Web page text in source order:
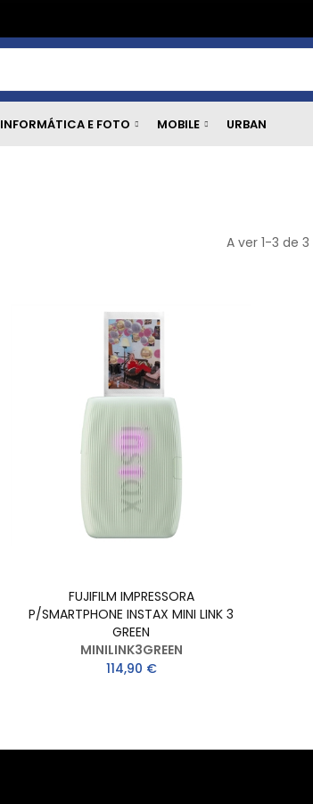
INFORMÁTICA E FOTO MOBILE URBAN
A ver 1-3 de
FUJIFILM IMPRESSORA
P/SMARTPHONE INSTAX MINI LINK 3
GREEN
MINILINK3GREEN
114,90 €